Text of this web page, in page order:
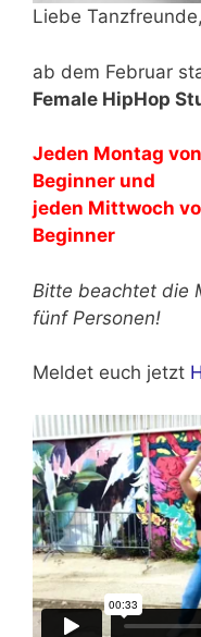
Liebe Tanzfreunde,
ab dem Februar
Female HipHop
Jeden Montag
Beginner und
jeden Mittwoch
Beginner
Bitte beachtet die
fünf Personen!
Meldet euch jetzt